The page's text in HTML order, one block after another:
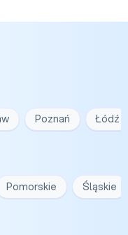
Poznań Łódź
Pomorskie Śląskie